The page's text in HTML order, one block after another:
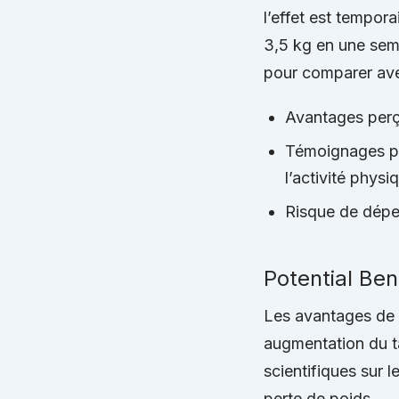
l’effet est
3,5 kg en une
pour comparer
Avantages
Témoignages
l’activité
Risque de
Potential
Les avantages
augmentation du
scientifiques sur